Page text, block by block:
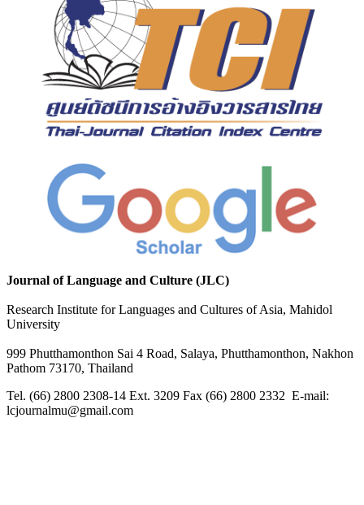
Journal of Language and Culture (JLC)
Research Institute for Languages and Cultures of Asia, Mahidol
University
999 Phutthamonthon Sai 4 Road, Salaya, Phutthamonthon, Nakhon
Pathom 73170, Thailand
Tel. (66) 2800 2308-14 Ext. 3209 Fax (66) 2800 2332 E-mail:
lcjournalmu@gmail.com